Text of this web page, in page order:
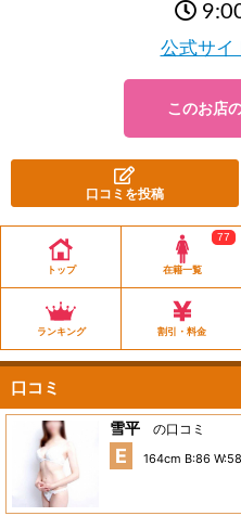
公式サイ
このお店
口コミを投稿
トップ 在籍一覧
77
ランキング 割引・料金
口コミ
雪平 の口コミ
E 164cm B:86